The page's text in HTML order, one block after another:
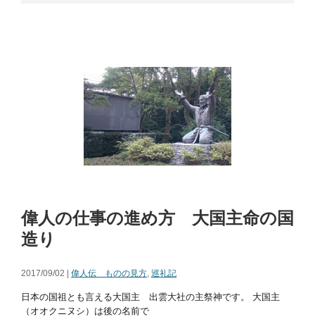
偉人の仕事の進め方 大国主命の国
造り
2017/09/02 | 偉人伝 ものの見方 巡礼記
日本の国祖とも言える大国主 出雲大社の主祭神です。 大国主
（オオクニヌシ）は後の名前で